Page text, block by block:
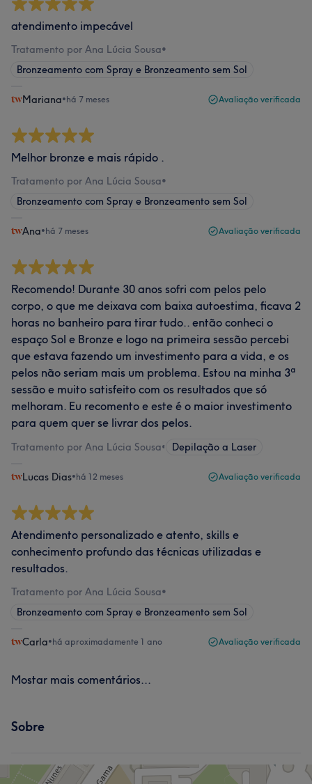
atendimento impecável
Tratamento por Ana Lúcia Sousa•
Bronzeamento com Spray e Bronzeamento sem Sol
Mariana•há 7 meses Avaliação verificada
Melhor bronze e mais rápido .
Tratamento por Ana Lúcia Sousa•
Bronzeamento com Spray e Bronzeamento sem Sol
Ana•há 7 meses Avaliação verificada
Recomendo! Durante 30 anos sofri com pelos pelo
corpo, o que me deixava com baixa autoestima, ficava 2
horas no banheiro para tirar tudo.. então conheci o
espaço Sol e Bronze e logo na primeira sessão percebi
que estava fazendo um investimento para a vida, e os
pelos não seriam mais um problema. Estou na minha 3ª
sessão e muito satisfeito com os resultados que só
melhoram. Eu recomento e este é o maior investimento
para quem quer se livrar dos pelos.
Tratamento por Ana Lúcia Sousa• Depilação a Laser
Lucas Dias•há 12 meses Avaliação verificada
Atendimento personalizado e atento, skills e
conhecimento profundo das técnicas utilizadas e
resultados.
Tratamento por Ana Lúcia Sousa•
Bronzeamento com Spray e Bronzeamento sem Sol
Carla•há aproximadamente 1 ano Avaliação verificada
Mostar mais comentários...
Sobre